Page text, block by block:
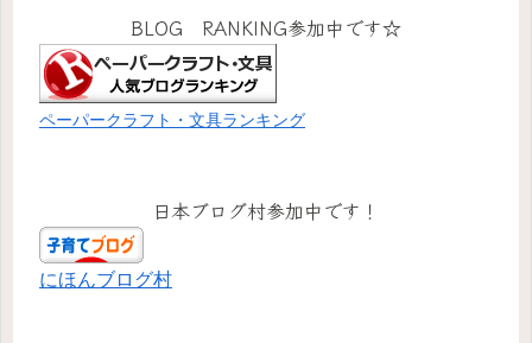
BLOG RANKING参加中です☆
ペーパークラフト・文具ランキング
日本ブログ村参加中です！
にほんブログ村